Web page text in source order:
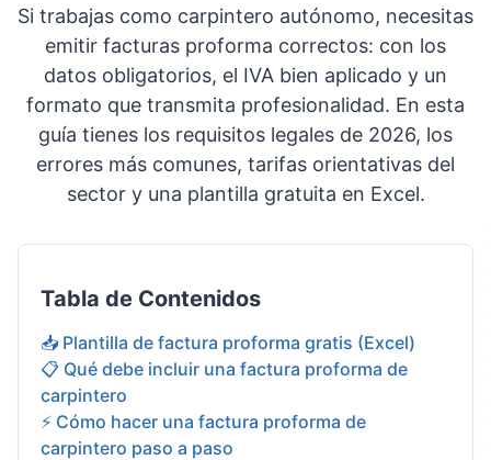
Si trabajas como carpintero autónomo, necesitas
emitir facturas proforma correctos: con los
datos obligatorios, el IVA bien aplicado y un
formato que transmita profesionalidad. En esta
guía tienes los requisitos legales de 2026, los
errores más comunes, tarifas orientativas del
sector y una plantilla gratuita en Excel.
Tabla de Contenidos
📥 Plantilla de factura proforma gratis (Excel)
📋 Qué debe incluir una factura proforma de
carpintero
⚡ Cómo hacer una factura proforma de
carpintero paso a paso